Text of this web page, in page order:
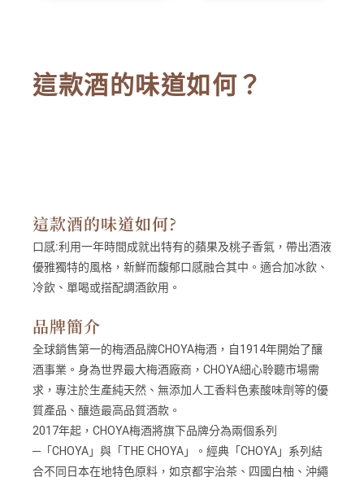
這款酒的味道如何？
這款酒的味道如何?
口感:利用一年時間成就出特有的蘋果及桃子香氣，帶出酒液
優雅獨特的風格，新鮮而馥郁口感融合其中。適合加冰飲、
冷飲、單喝或搭配調酒飲用。
品牌簡介
全球銷售第一的梅酒品牌CHOYA梅酒，自1914年開始了釀
酒事業。身為世界最大梅酒廠商，CHOYA細心聆聽市場需
求，專注於生產純天然、無添加人工香料色素酸味劑等的優
質產品、釀造最高品質酒款。
2017年起，CHOYA梅酒將旗下品牌分為兩個系列
─「CHOYA」與「THE CHOYA」。經典「CHOYA」系列結
合不同日本在地特色原料，如京都宇治茶、四國白柚、沖繩